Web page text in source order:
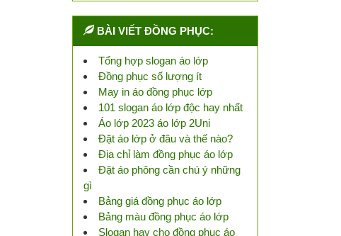
BÀI VIẾT ĐỒNG PHỤC:
Tổng hợp slogan áo lớp
Đồng phục số lượng ít
May in áo đồng phục lớp
101 slogan áo lớp độc hay nhất
Áo lớp 2023 áo lớp 2Uni
Đặt áo lớp ở đâu và thế nào?
Địa chỉ làm đồng phục áo lớp
Đặt áo phông cần chú ý những
gì
Bảng giá đồng phục áo lớp
Bảng màu đồng phục áo lớp
Slogan hay cho đồng phục áo